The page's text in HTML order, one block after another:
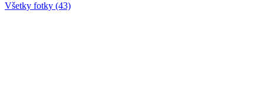
Všetky fotky (43)